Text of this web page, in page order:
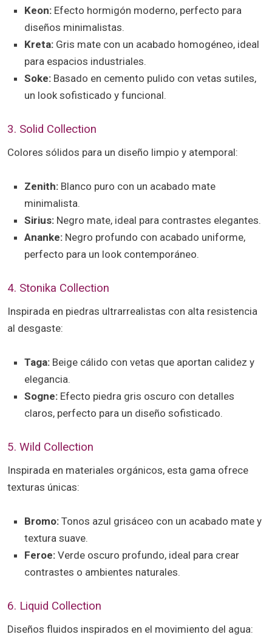
Keon: Efecto hormigón moderno, perfecto para
diseños minimalistas.
Kreta: Gris mate con un acabado homogéneo, ideal
para espacios industriales.
Soke: Basado en cemento pulido con vetas sutiles,
un look sofisticado y funcional.
3. Solid Collection
Colores sólidos para un diseño limpio y atemporal:
Zenith: Blanco puro con un acabado mate
minimalista.
Sirius: Negro mate, ideal para contrastes elegantes.
Ananke: Negro profundo con acabado uniforme,
perfecto para un look contemporáneo.
4. Stonika Collection
Inspirada en piedras ultrarrealistas con alta resistencia
al desgaste:
Taga: Beige cálido con vetas que aportan calidez y
elegancia.
Sogne: Efecto piedra gris oscuro con detalles
claros, perfecto para un diseño sofisticado.
5. Wild Collection
Inspirada en materiales orgánicos, esta gama ofrece
texturas únicas:
Bromo: Tonos azul grisáceo con un acabado mate y
textura suave.
Feroe: Verde oscuro profundo, ideal para crear
contrastes o ambientes naturales.
6. Liquid Collection
Diseños fluidos inspirados en el movimiento del agua: